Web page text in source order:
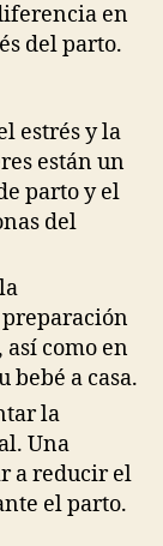
en
del parto.
estrés y la
están un
parto y el
del
como en
a casa.
la
Una
a reducir el
el parto.